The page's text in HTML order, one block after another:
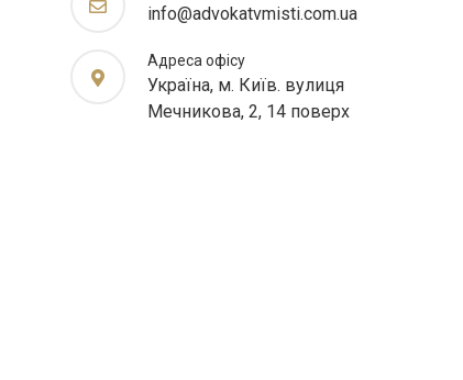
info@advokatvmisti.com.ua
Адреса офісу
Україна, м. Київ. вулиця
Мечникова, 2, 14 поверх